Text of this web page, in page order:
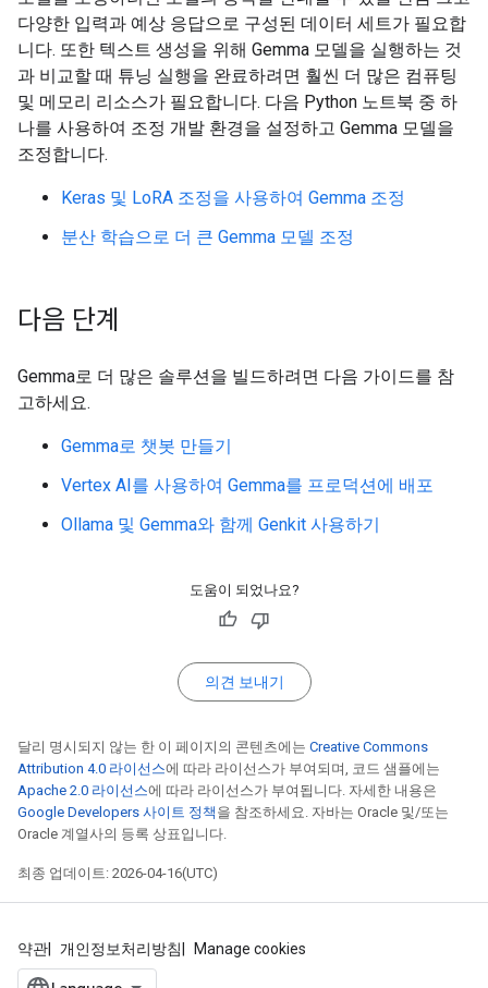
다양한 입력과 예상 응답으로 구성된 데이터 세트가 필요합
니다. 또한 텍스트 생성을 위해 Gemma 모델을 실행하는 것
과 비교할 때 튜닝 실행을 완료하려면 훨씬 더 많은 컴퓨팅
및 메모리 리소스가 필요합니다. 다음 Python 노트북 중 하
나를 사용하여 조정 개발 환경을 설정하고 Gemma 모델을
조정합니다.
Keras 및 LoRA 조정을 사용하여 Gemma 조정
분산 학습으로 더 큰 Gemma 모델 조정
다음 단계
Gemma로 더 많은 솔루션을 빌드하려면 다음 가이드를 참
고하세요.
Gemma로 챗봇 만들기
Vertex AI를 사용하여 Gemma를 프로덕션에 배포
Ollama 및 Gemma와 함께 Genkit 사용하기
도움이 되었나요?
의견 보내기
달리 명시되지 않는 한 이 페이지의 콘텐츠에는 Creative Commons
Attribution 4.0 라이선스에 따라 라이선스가 부여되며, 코드 샘플에는
Apache 2.0 라이선스에 따라 라이선스가 부여됩니다. 자세한 내용은
Google Developers 사이트 정책 을 참조하세요. 자바는 Oracle 및/또는
Oracle 계열사의 등록 상표입니다.
최종 업데이트: 2026-04-16(UTC)
약관 개인정보처리방침 Manage cookies